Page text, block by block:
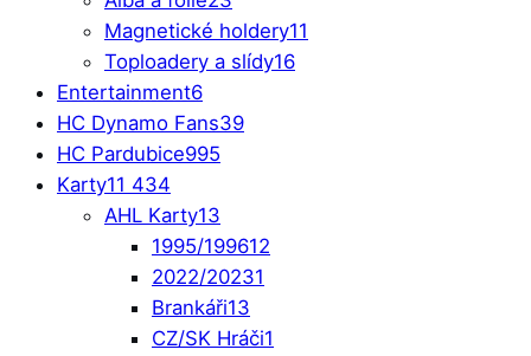
Magnetické holdery11
Toploadery a slídy16
Entertainment6
HC Dynamo Fans39
HC Pardubice995
Karty11 434
AHL Karty13
1995/199612
2022/20231
Brankáři13
CZ/SK Hráči1